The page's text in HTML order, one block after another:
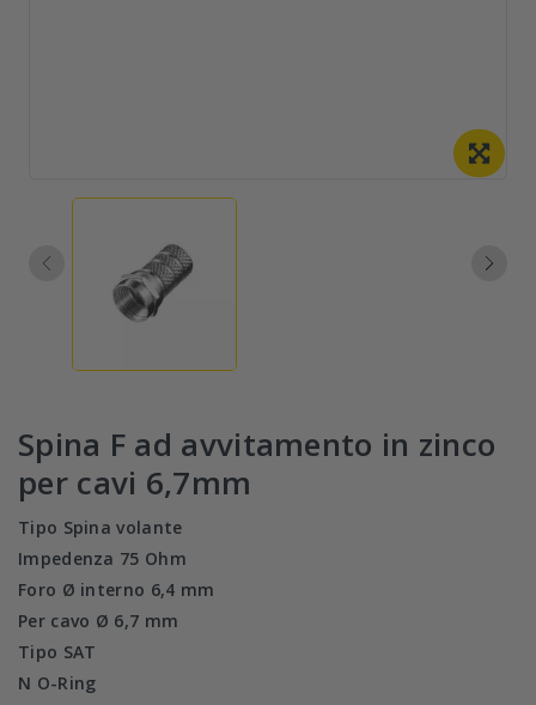
Spina F ad avvitamento in zinco
per cavi 6,7mm
Tipo Spina volante
Impedenza 75 Ohm
Foro Ø interno 6,4 mm
Per cavo Ø 6,7 mm
Tipo SAT
N O-Ring